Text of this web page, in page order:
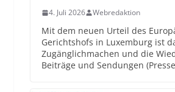
4. Juli 2026 Webredaktion
Mit dem neuen Urteil des
Gerichtshofs in Luxemburg ist
Zugänglichmachen und die
Beiträge und Sendungen